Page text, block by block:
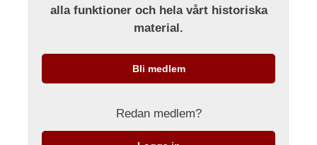
alla funktioner och hela vårt historiska
material.
Bli medlem
Redan medlem?